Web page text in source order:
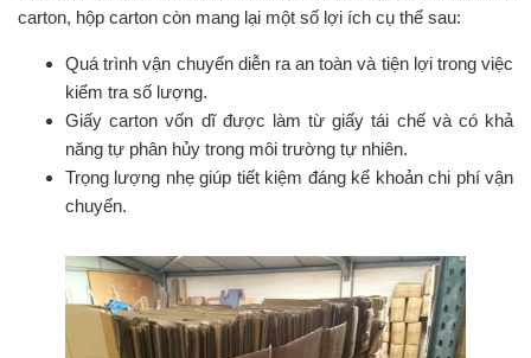
carton, hộp carton còn mang lại một số lợi ích cụ thể sau:
Quá trình vận chuyển diễn ra an toàn và tiện lợi trong việc
kiểm tra số lượng.
Giấy carton vốn dĩ được làm từ giấy tái chế và có khả
năng tự phân hủy trong môi trường tự nhiên.
Trọng lượng nhẹ giúp tiết kiệm đáng kể khoản chi phí vận
chuyển.